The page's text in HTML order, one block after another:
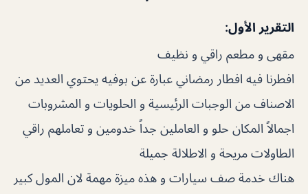
التقرير الأول:
مقهى و مطعم راقي و نظيف
افطرنا فيه افطار رمضاني عبارة عن بوفيه يحتوي العديد من
الاصناف من الوجبات الرئيسية و الحلويات و المشروبات
اجمالاً المكان حلو و العاملين جداً خدومين و تعاملهم راقي
الطاولات مريحة و الاطلالة جميلة
هناك خدمة صف سيارات و هذه ميزة مهمة لان المول كبير